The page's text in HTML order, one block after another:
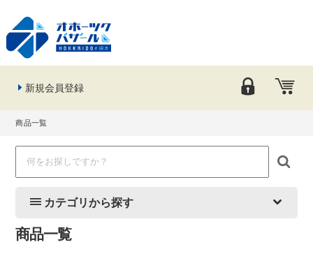
新規会員登録
商品一覧
カテゴリから探す
商品一覧